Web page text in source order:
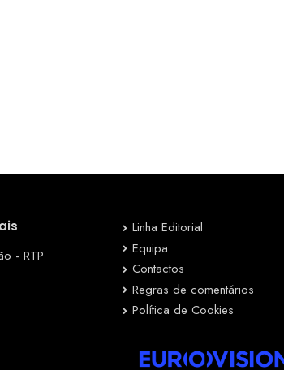
- RTP
Linha Editorial
Equipa
Contactos
Regras de comentários
Política de Cookies